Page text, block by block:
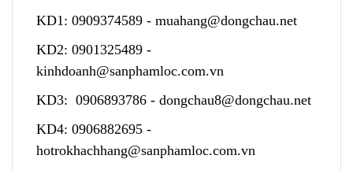
KD1: 0909374589 - muahang@dongchau.net
KD2: 0901325489 -
kinhdoanh@sanphamloc.com.vn
KD3: 0906893786 - dongchau8@dongchau.net
KD4: 0906882695 -
hotrokhachhang@sanphamloc.com.vn